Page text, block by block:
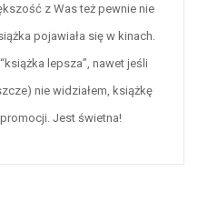
z Was też pewnie nie
pojawiała się w kinach.
lepsza”, nawet jeśli
nie widziałem, książkę
Jest świetna!